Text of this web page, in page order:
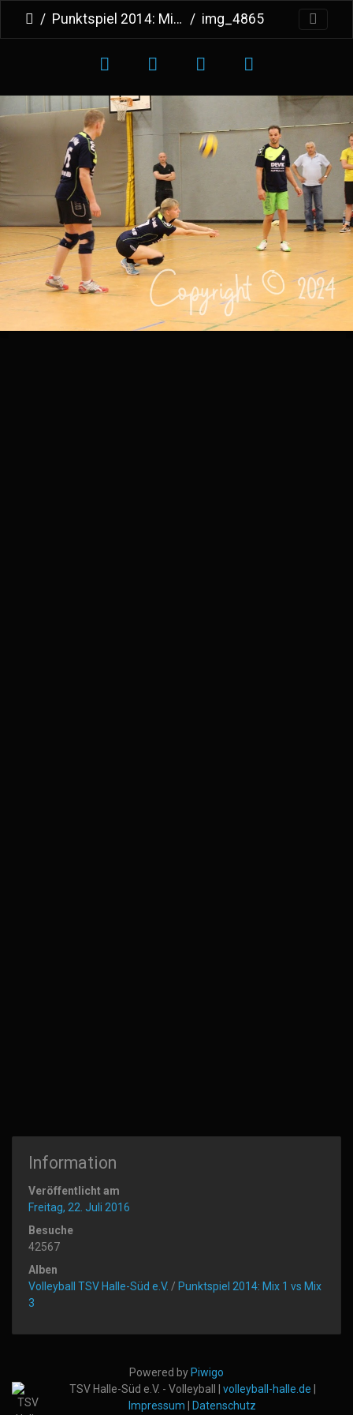
Punktspiel 2014: Mix 1 vs Mix 3 img_4865
Information
Veröffentlicht am
Freitag, 22. Juli 2016
Besuche
42567
Alben
Volleyball TSV Halle-Süd e.V. / Punktspiel 2014: Mix 1 vs Mix
3
Powered by Piwigo
TSV Halle-Süd e.V. - Volleyball | volleyball-halle.de
Impressum
Datenschutz